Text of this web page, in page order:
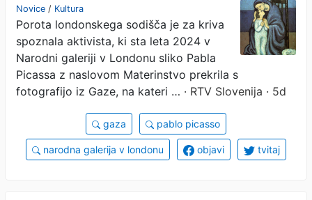
Gaze
Novice / Kultura
Porota londonskega sodišča je za kriva
spoznala aktivista, ki sta leta 2024 v
Narodni galeriji v Londonu sliko Pabla
Picassa z naslovom Materinstvo prekrila s
fotografijo iz Gaze, na kateri … · RTV Slovenija · 5d
gaza pablo picasso
narodna galerija v londonu objavi tvitaj